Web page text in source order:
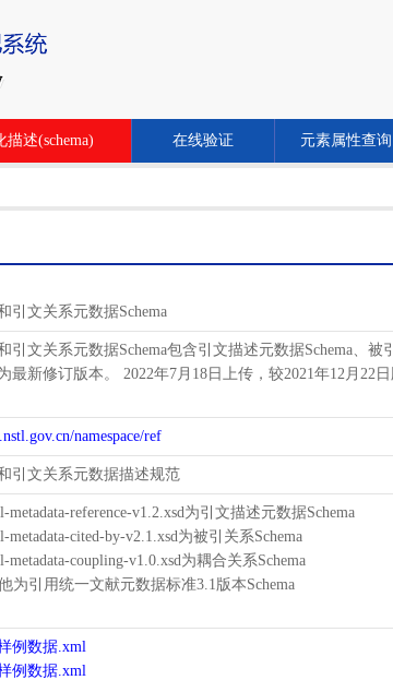
描述(schema) 在线验证 元素属性查询
引文关系元数据Schema
引文关系元数据Schema包含引文描述元数据Schema、被
最新修订版本。 2022年7月18日上传，较2021年12月22
namespace/ref
引文关系元数据描述规范
metadata-reference-v1.2.xsd为引文描述元数据Schema
metadata-cited-by-v2.1.xsd为被引关系Schema
metadata-coupling-v1.0.xsd为耦合关系Schema
为引用统一文献元数据标准3.1版本Schema
例数据.xml
例数据.xml